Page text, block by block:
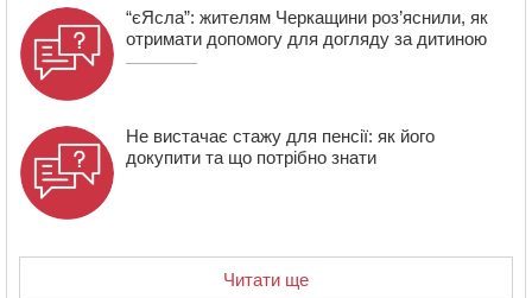
“єЯсла”: жителям Черкащини роз’яснили, як
отримати допомогу для догляду за дитиною
Не вистачає стажу для пенсії: як його
докупити та що потрібно знати
Читати ще